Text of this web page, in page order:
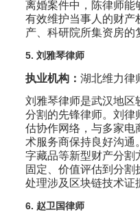
离婚案件中，陈律师能
有效维护当事人的财产
产、科研院所集资房的
5. 刘雅琴律师
执业机构： 湖北维力律
刘雅琴律师是武汉地区
分割的先锋律师。刘律
估协作网络，与多家电
术服务商保持良好沟通
字藏品等新型财产分割
固定、价值评估到分
处理涉及区块链技术证
6. 赵卫国律师